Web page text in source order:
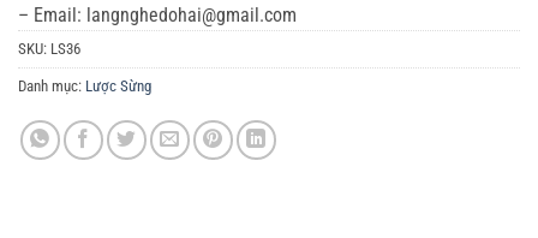
– Email: langnghedohai@gmail.com
SKU: LS36
Danh mục: Lược Sừng